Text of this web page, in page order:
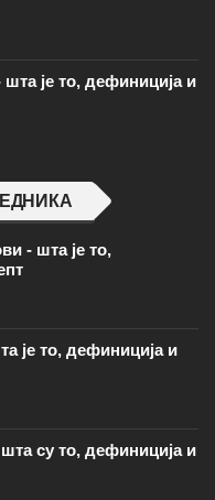
је то, дефиниција и
- шта је то,
је то, дефиниција и
су то, дефиниција и